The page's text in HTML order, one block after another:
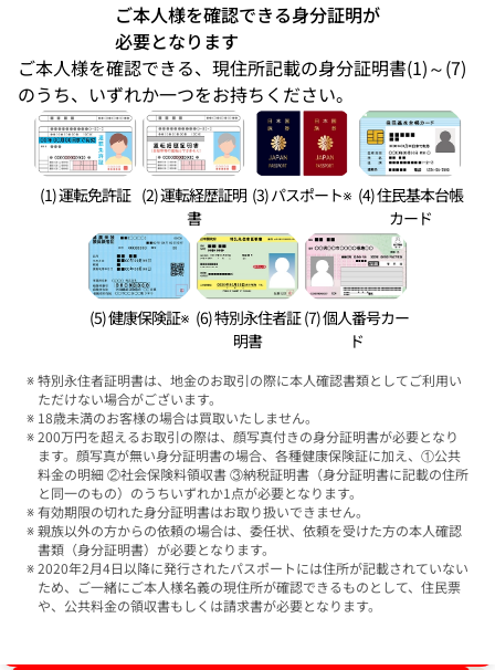
ご本人様を確認できる身分証明が
必要となります
ご本人様を確認できる、現住所記載の身分証明書(1)～(7)
のうち、いずれか一つをお持ちください。
(1) 運転免許証 (2) 運転経歴証明
書
(3) パスポート※ (4) 住民基本台帳
カード
(5) 健康保険証※ (6) 特別永住者証
明書
(7) 個人番号カー
ド
特別永住者証明書は、地金のお取引の際に本人確認書類としてご利用い
ただけない場合がございます。
18歳未満のお客様の場合は買取いたしません。
200万円を超えるお取引の際は、顔写真付きの身分証明書が必要となり
ます。顔写真が無い身分証明書の場合、各種健康保険証に加え、①公共
料金の明細 ②社会保険料領収書 ③納税証明書（身分証明書に記載の住所
と同一のもの）のうちいずれか1点が必要となります。
有効期限の切れた身分証明書はお取り扱いできません。
親族以外の方からの依頼の場合は、委任状、依頼を受けた方の本人確認
書類（身分証明書）が必要となります。
2020年2月4日以降に発行されたパスポートには住所が記載されていない
ため、ご一緒にご本人様名義の現住所が確認できるものとして、住民票
や、公共料金の領収書もしくは請求書が必要となります。